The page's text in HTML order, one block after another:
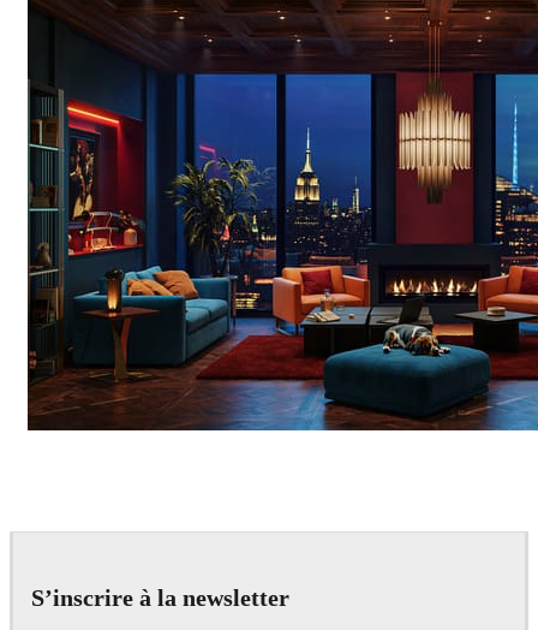
S’inscrire à la newsletter